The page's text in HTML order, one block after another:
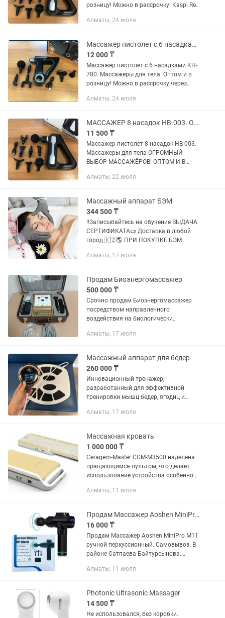
розницу! Можно в рассрочку! Kaspi Red
Массажер для мышц Fascial Gun HB-
Алматы, 24 июля
Массажер пистолет с 6 насадками KH-780. Массажеры для тела
12 000 ₸
Массажер пистолет с 6 насадками KH-
780. Массажеры для тела. Оптом и в
розницу! Можно в рассрочку через
Казахстана! Мышечный массажер
Алматы, 24 июля
МАССАЖЕР 8 насадок НВ-003. Огромный выбор. Оптом и в розницу Kaspi Red
11 500 ₸
Массажер пистолет 8 насадок НВ-003.
Массажеры для тела ОГРОМНЫЙ
ВЫБОР МАССАЖЁРОВ! ОПТОМ И В
Отличное качество!! ОПИСАНИЕ
003. Массажер...
Алматы, 22 июля
Массажный аппарат БЭМ
344 500 ₸
‼️Записывайтесь на обучение ВЫДАЧА
СЕРТИФИКАТА📜 Доставка в любой
город 🇰🇿🌎 ПРИ ПОКУПКЕ БЭМ
подарки) вы получаете 650$ кэшбэк
оборудование...
Алматы, 17 июля
Продам Биоэнергомассажер
500 000 ₸
Срочно продам Биоэнергомассажер
посредством направленного
воздействия на биологически
ощутимый физиотерапевтический
меридианы, улучшает...
Алматы, 17 июля
Массажный аппарат для бедер
260 000 ₸
Инновационный тренажер,
разработанный для эффективной
тренировки мышц бедер, ягодиц и
удобный в использовании прибор
тех, кто...
Алматы, 17 июля
Массажная кровать
1 000 000 ₸
Ceragem-Master CGM-M3500 наделена
вращающимся пультом, что делает
использование устройства особенно
наличию такого пульта, вы сможете
Алматы, 11 июля
Продам Массажер Aoshen MiniPro M11 ручной перкуссионный
16 000 ₸
Продам Массажер Aoshen MiniPro M11
ручной перкуссионный. Самовывоз. В
районе Сатпаева Байтурсынова.
пониженным уровнем шума, LCD
Алматы, 11 июля
Photonic Ultrasonic Massager
14 500 ₸
Не использовался, без коробки.